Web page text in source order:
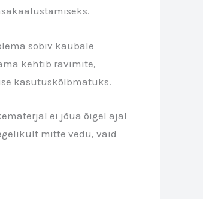
sobiv kaubale
kehtib ravimite,
kasutuskõlbmatuks.
ei jõua õigel ajal
mitte vedu, vaid